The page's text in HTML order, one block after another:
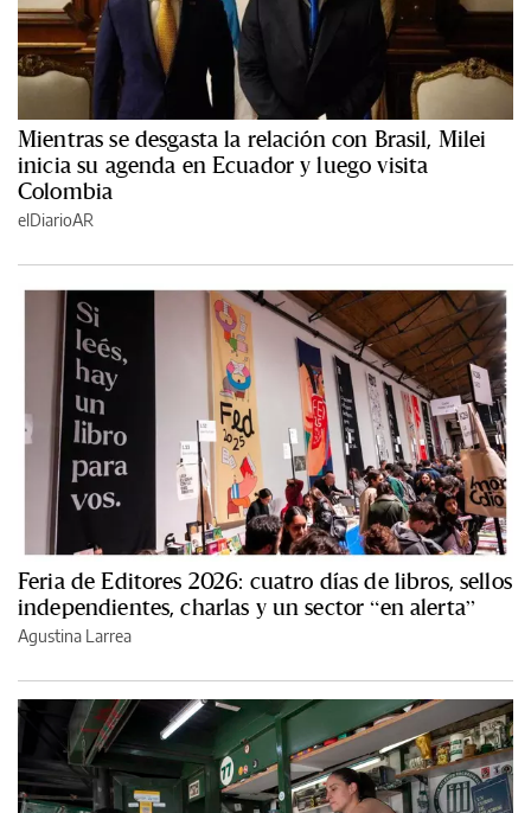
Mientras se desgasta la relación con Brasil, Milei
inicia su agenda en Ecuador y luego visita
Colombia
elDiarioAR
Feria de Editores 2026: cuatro días de libros, sellos
independientes, charlas y un sector “en alerta”
Agustina Larrea